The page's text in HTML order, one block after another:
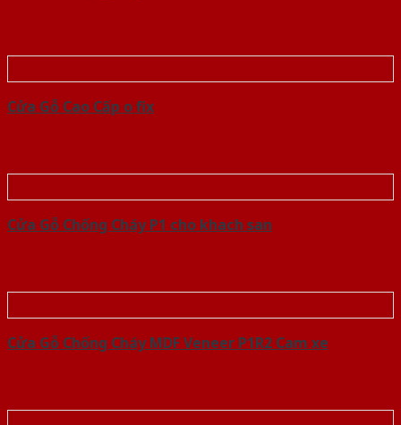
Cửa Gỗ Cao Cấp o fix
Cửa Gỗ Chống Cháy P1 cho khach san
Cửa Gỗ Chống Cháy MDF Veneer P1R2 Cam xe